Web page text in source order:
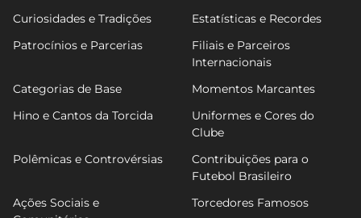
Curiosidades e Tradições
Estatísticas e Recordes
Patrocínios e Parcerias
Filiais e Parceiros
Internacionais
Categorias de Base
Momentos Marcantes
Hino e Cantos da Torcida
Uniformes e Cores do
Clube
Polêmicas e Controvérsias
Contribuições para o
Futebol Brasileiro
Ações Sociais e
Torcedores Famosos